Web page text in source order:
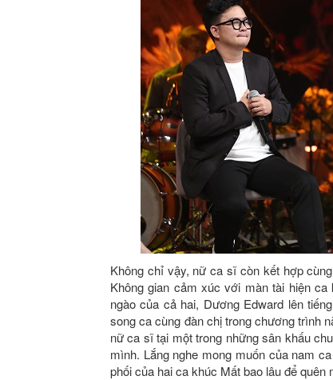
Không chỉ vậy, nữ ca sĩ còn kết hợp
Không gian cảm xúc với màn tài hiện
ngào của cả hai, Dương Edward lên
song ca cùng đàn chị trong chương trình
nữ ca sĩ tại một trong những sân khấu
mình. Lắng nghe mong muốn của nam
phối của hai ca khúc Mất bao lâu để